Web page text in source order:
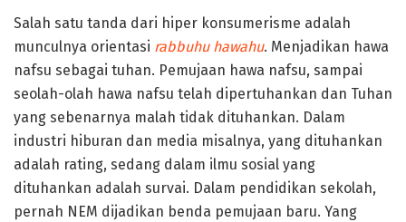
Salah satu tanda dari hiper konsumerisme adalah
munculnya orientasi rabbuhu hawahu. Menjadikan hawa
nafsu sebagai tuhan. Pemujaan hawa nafsu, sampai
seolah-olah hawa nafsu telah dipertuhankan dan Tuhan
yang sebenarnya malah tidak dituhankan. Dalam
industri hiburan dan media misalnya, yang dituhankan
adalah rating, sedang dalam ilmu sosial yang
dituhankan adalah survai. Dalam pendidikan sekolah,
pernah NEM dijadikan benda pemujaan baru. Yang